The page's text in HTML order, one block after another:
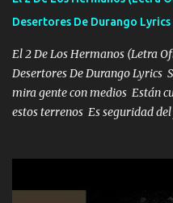
Desertores De Durango Lyrics
El 2 De Los Hermanos (Letra
Desertores De Durango Lyrics
mira gente con medios Están
estos terrenos Es seguridad
ni tampoco las mujeres porque